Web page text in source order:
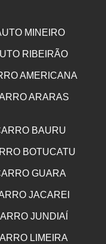
MINEIRO
RIBEIRÃO
AMERICANA
ARARAS
BAURU
BOTUCATU
GUARA
JACAREI
JUNDIAÍ
LIMEIRA